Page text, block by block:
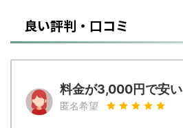
良い評判・口コミ
料金が3,000円で安い
匿名希望